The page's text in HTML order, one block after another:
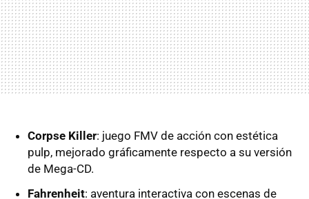
Corpse Killer: juego FMV de acción con estética
pulp, mejorado gráficamente respecto a su versión
de Mega-CD.
Fahrenheit: aventura interactiva con escenas de